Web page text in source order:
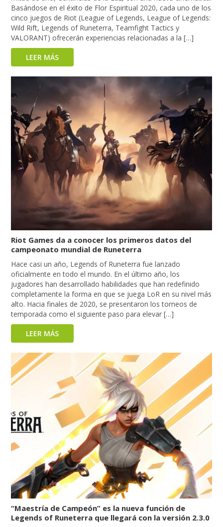
Basándose en el éxito de Flor Espiritual 2020, cada uno de los
cinco juegos de Riot (League of Legends, League of Legends:
Wild Rift, Legends of Runeterra, Teamfight Tactics y
VALORANT) ofrecerán experiencias relacionadas a la […]
LEER MÁS
Riot Games da a conocer los primeros datos del
campeonato mundial de Runeterra
Hace casi un año, Legends of Runeterra fue lanzado
oficialmente en todo el mundo. En el último año, los
jugadores han desarrollado habilidades que han redefinido
completamente la forma en que se juega LoR en su nivel más
alto. Hacia finales de 2020, se presentaron los torneos de
temporada como el siguiente paso para elevar […]
LEER MÁS
“Maestría de Campeón” es la nueva función de
Legends of Runeterra que llegará con la versión 2.3.0